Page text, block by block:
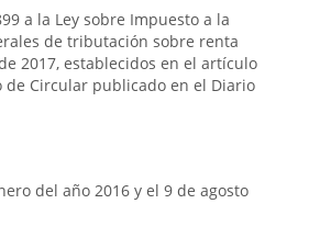
a la Ley sobre Impuesto a la
de tributación sobre renta
2017, establecidos en el artículo
de Circular publicado en el Diario
del año 2016 y el 9 de agosto